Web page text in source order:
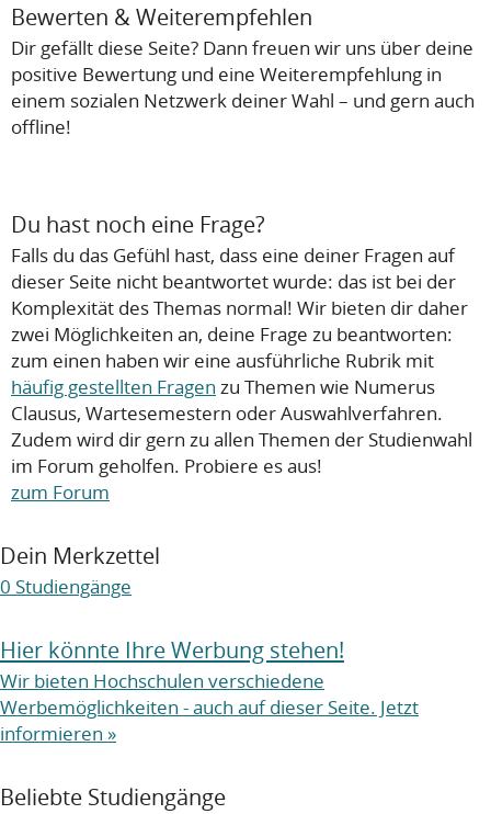
Bewerten & Weiterempfehlen
Dir gefällt diese Seite? Dann freuen wir uns über deine
positive Bewertung und eine Weiterempfehlung in
einem sozialen Netzwerk deiner Wahl – und gern auch
offline!
Du hast noch eine Frage?
Falls du das Gefühl hast, dass eine deiner Fragen auf
dieser Seite nicht beantwortet wurde: das ist bei der
Komplexität des Themas normal! Wir bieten dir daher
zwei Möglichkeiten an, deine Frage zu beantworten:
zum einen haben wir eine ausführliche Rubrik mit
häufig gestellten Fragen zu Themen wie Numerus
Clausus, Wartesemestern oder Auswahlverfahren.
Zudem wird dir gern zu allen Themen der Studienwahl
im Forum geholfen. Probiere es aus!
zum Forum
Dein Merkzettel
0 Studiengänge
Hier könnte Ihre Werbung stehen!
Wir bieten Hochschulen verschiedene
Werbemöglichkeiten - auch auf dieser Seite. Jetzt
informieren »
Beliebte Studiengänge